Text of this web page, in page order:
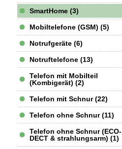
SmartHome (3)
Mobiltelefone (GSM) (5)
Notrufgeräte (6)
Notruftelefone (13)
Telefon mit Mobilteil
(Kombigerät) (2)
Telefon mit Schnur (22)
Telefon ohne Schnur (11)
Telefon ohne Schnur (ECO-
DECT & strahlungsarm) (1)